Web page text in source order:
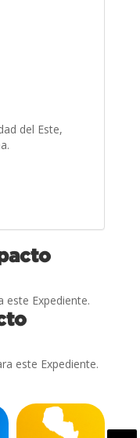
del Este,
este Expediente.
este Expediente.